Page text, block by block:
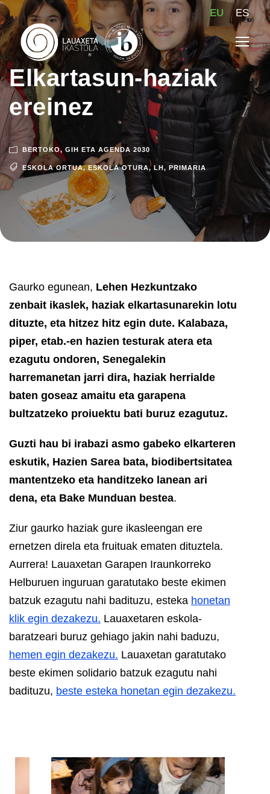
EU ES
Elkartasun-haziak
ereinez
BERTOKO, GIH ETA AGENDA 2030
ESKOLA ORTUA, ESKOLA OTURA, LH, PRIMARIA
Gaurko egunean, Lehen Hezkuntzako
zenbait ikaslek, haziak elkartasunarekin lotu
dituzte, eta hitzez hitz egin dute. Kalabaza,
piper, etab.-en hazien testurak atera eta
ezagutu ondoren, Senegalekin
harremanetan jarri dira, haziak herrialde
baten goseaz amaitu eta garapena
bultzatzeko proiuektu bati buruz ezagutuz.
Guzti hau bi irabazi asmo gabeko elkarteren
eskutik, Hazien Sarea bata, biodibertsitatea
mantentzeko eta handitzeko lanean ari
dena, eta Bake Munduan bestea.
Ziur gaurko haziak gure ikasleengan ere
ernetzen direla eta fruituak ematen dituztela.
Aurrera! Lauaxetan Garapen Iraunkorreko
Helburuen inguruan garatutako beste ekimen
batzuk ezagutu nahi badituzu, esteka honetan
klik egin dezakezu. Lauaxetaren eskola-
baratzeari buruz gehiago jakin nahi baduzu,
hemen egin dezakezu. Lauaxetan garatutako
beste ekimen solidario batzuk ezagutu nahi
badituzu, beste esteka honetan egin dezakezu.